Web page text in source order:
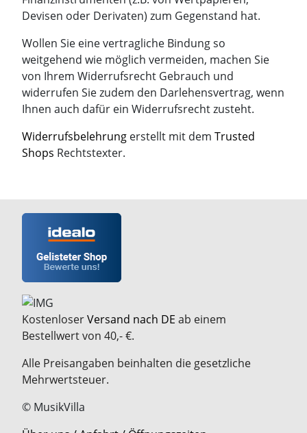
Devisen oder Derivaten) zum Gegenstand hat.
Wollen Sie eine vertragliche Bindung so
weitgehend wie möglich vermeiden, machen Sie
von Ihrem Widerrufsrecht Gebrauch und
widerrufen Sie zudem den Darlehensvertrag, wenn
Ihnen auch dafür ein Widerrufsrecht zusteht.
Widerrufsbelehrung erstellt mit dem Trusted
Shops Rechtstexter.
KostenloserVersand nach DE ab einem
Bestellwert von 40,- €.
Alle Preisangaben beinhalten die gesetzliche
Mehrwertsteuer.
© MusikVilla